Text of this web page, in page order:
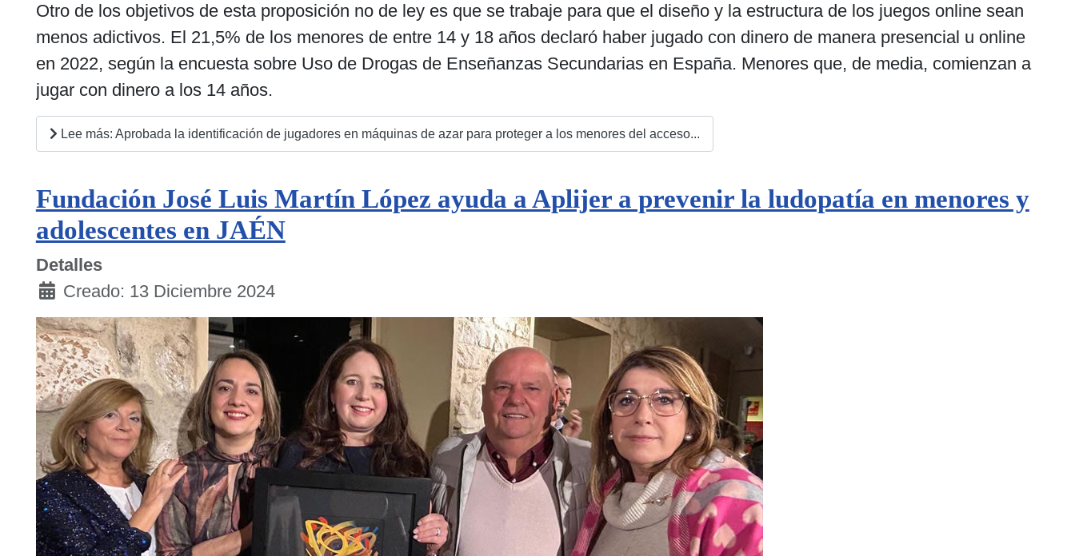
Otro de los objetivos de esta proposición no de ley es que se trabaje para que el diseño y la estructura de los juegos online sean
menos adictivos. El 21,5% de los menores de entre 14 y 18 años declaró haber jugado con dinero de manera presencial u online
en 2022, según la encuesta sobre Uso de Drogas de Enseñanzas Secundarias en España. Menores que, de media, comienzan a
jugar con dinero a los 14 años.
Lee más: Aprobada la identificación de jugadores en máquinas de azar para proteger a los menores del acceso...
Fundación José Luis Martín López ayuda a Aplijer a prevenir la ludopatía en menores y
adolescentes en JAÉN
Detalles
Creado: 13 Diciembre 2024